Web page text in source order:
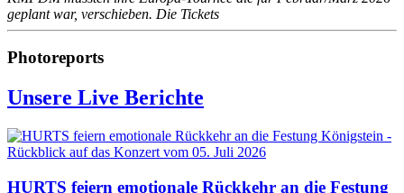
geplant war, verschieben. Die Tickets
Photoreports
Unsere Live Berichte
HURTS feiern emotionale Rückkehr an die Festung